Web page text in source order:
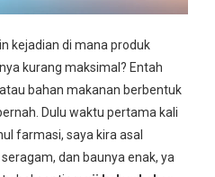
kejadian di mana produk
kurang maksimal? Entah
bahan makanan berbentuk
Dulu waktu pertama kali
farmasi, saya kira asal
dan baunya enak, ya